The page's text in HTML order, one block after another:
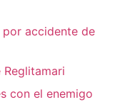
accidente de
con el enemigo